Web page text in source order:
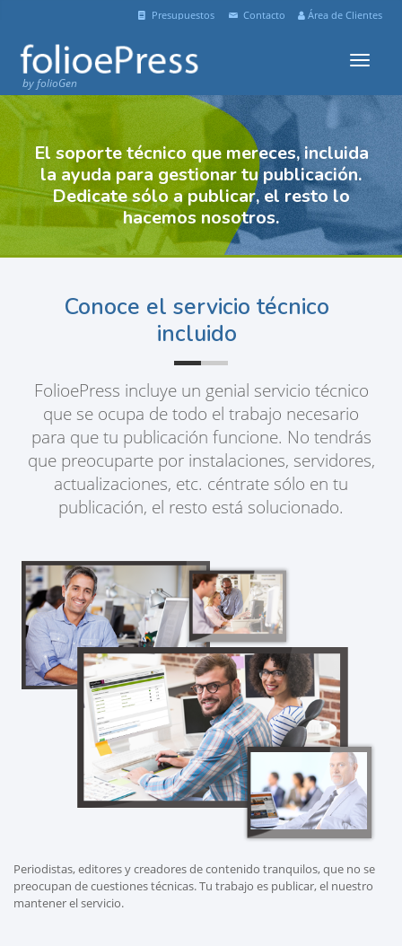
Presupuestos Contacto Área de Clientes
by folioGen
Menu
El soporte técnico que mereces, incluida
la ayuda para gestionar tu publicación.
Dedicate sólo a publicar, el resto lo
hacemos nosotros.
Conoce el servicio técnico
incluido
FolioePress incluye un genial servicio técnico
que se ocupa de todo el trabajo necesario
para que tu publicación funcione. No tendrás
que preocuparte por instalaciones, servidores,
actualizaciones, etc. céntrate sólo en tu
publicación, el resto está solucionado.
Periodistas, editores y creadores de contenido tranquilos, que no se
preocupan de cuestiones técnicas. Tu trabajo es publicar, el nuestro
mantener el servicio.